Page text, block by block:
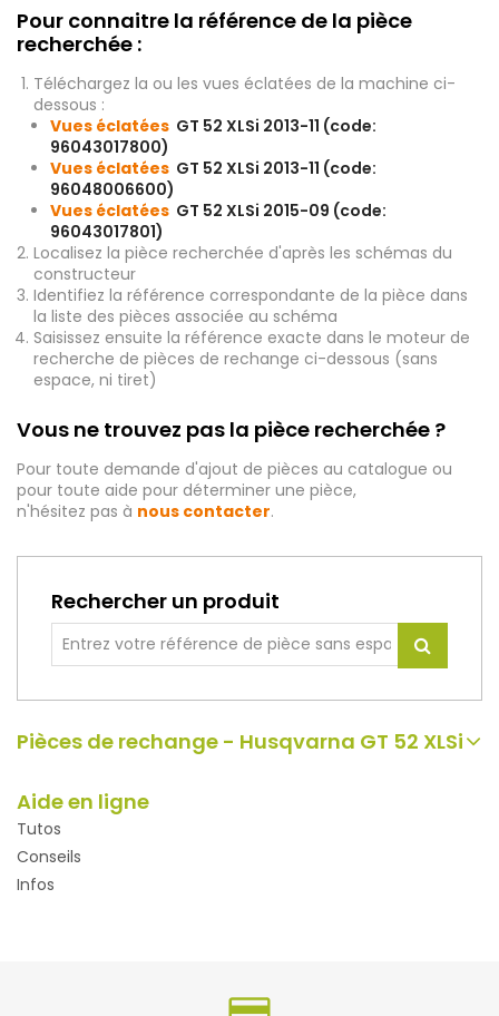
Pour connaitre la référence de la pièce
recherchée :
Téléchargez la ou les vues éclatées de la machine ci-
dessous :
Vues éclatées GT 52 XLSi 2013-11 (code:
96043017800)
Vues éclatées GT 52 XLSi 2013-11 (code:
96048006600)
Vues éclatées GT 52 XLSi 2015-09 (code:
96043017801)
Localisez la pièce recherchée d'après les schémas du
constructeur
Identifiez la référence correspondante de la pièce dans
la liste des pièces associée au schéma
Saisissez ensuite la référence exacte dans le moteur de
recherche de pièces de rechange ci-dessous (sans
espace, ni tiret)
Vous ne trouvez pas la pièce recherchée ?
Pour toute demande d'ajout de pièces au catalogue ou
pour toute aide pour déterminer une pièce,
n'hésitez pas à nous contacter.
Rechercher un produit
Pièces de rechange - Husqvarna GT 52 XLSi
Aide en ligne
Tutos
Conseils
Infos